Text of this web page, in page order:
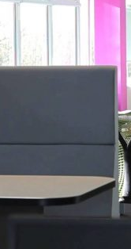
et légalement